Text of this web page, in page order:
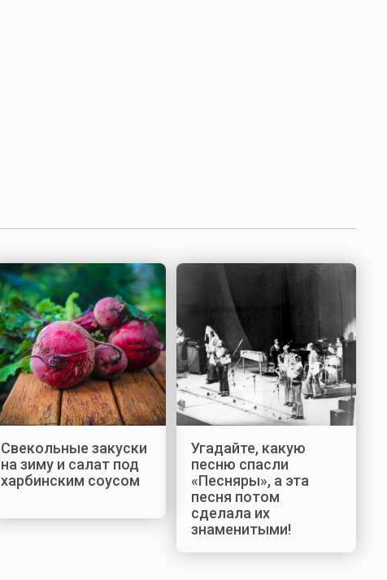
Свекольные закуски
на зиму и салат под
харбинским соусом
Угадайте, какую
песню спасли
«Песняры», а эта
песня потом
сделала их
знаменитыми!